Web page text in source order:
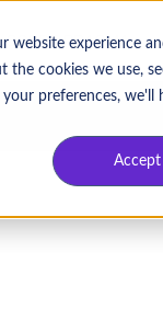
website experience
cookies we use,
preferences, we'll
Accept
SOBRE PRAGMA